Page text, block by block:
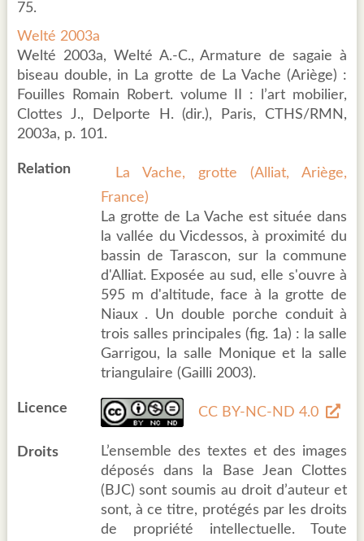
75.
Welté 2003a
Welté 2003a, Welté A.-C., Armature de sagaie à
biseau double, in La grotte de La Vache (Ariège) :
Fouilles Romain Robert. volume II : l’art mobilier,
Clottes J., Delporte H. (dir.), Paris, CTHS/RMN,
2003a, p. 101.
Relation
La Vache, grotte (Alliat, Ariège,
France)
La grotte de La Vache est située dans
la vallée du Vicdessos, à proximité du
bassin de Tarascon, sur la commune
d'Alliat. Exposée au sud, elle s'ouvre à
595 m d'altitude, face à la grotte de
Niaux . Un double porche conduit à
trois salles principales (fig. 1a) : la salle
Garrigou, la salle Monique et la salle
triangulaire (Gailli 2003).
Licence CC BY-NC-ND 4.0
Droits
L’ensemble des textes et des images
déposés dans la Base Jean Clottes
(BJC) sont soumis au droit d’auteur et
sont, à ce titre, protégés par les droits
de propriété intellectuelle. Toute